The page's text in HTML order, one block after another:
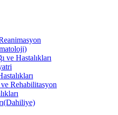
ve Hastalıkları
Rehabilitasyon